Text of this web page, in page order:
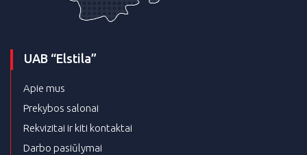
UAB “Elstila”
Apie mus
Prekybos salonai
Rekvizitai ir kiti kontaktai
Darbo pasiūlymai